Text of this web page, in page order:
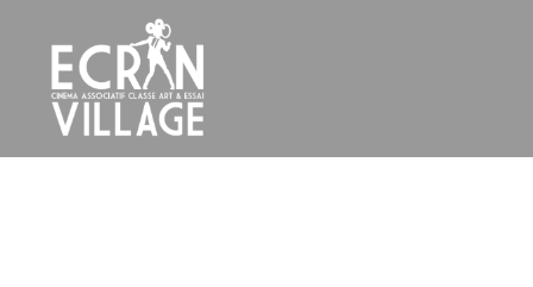
contenu
principal
ÉCRAN VILLAGE